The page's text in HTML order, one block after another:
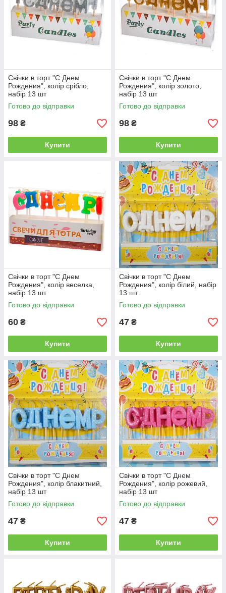
Свічки в торт "С Днем
Рождения", колір срібло,
набір 13 шт
Готово до відправки
98 ₴
Купити
Свічки в торт "С Днем
Рождения", колір золото,
набір 13 шт
Готово до відправки
98 ₴
Купити
Свічки в торт "С Днем
Рождения", колір веселка,
набір 13 шт
Готово до відправки
60 ₴
Купити
Свічки в торт "С Днем
Рождения", колір білий, набір
13 шт
Готово до відправки
47 ₴
Купити
Свічки в торт "С Днем
Рождения", колір блакитний,
набір 13 шт
Готово до відправки
47 ₴
Купити
Свічки в торт "С Днем
Рождения", колір рожевий,
набір 13 шт
Готово до відправки
47 ₴
Купити